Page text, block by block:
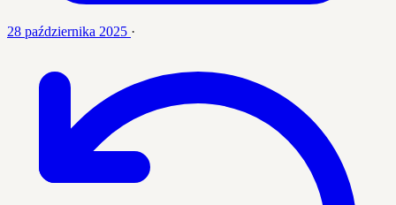
28 października 2025 ·